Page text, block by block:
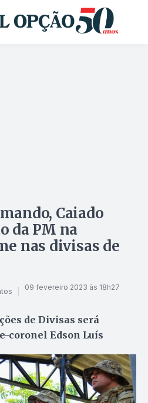
Caiado
da PM na
nas divisas de
09 fevereiro 2023 às 18h27
de Divisas será
coronel Edson Luís